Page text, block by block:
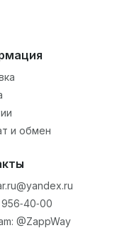
и обмен
@ZappWay